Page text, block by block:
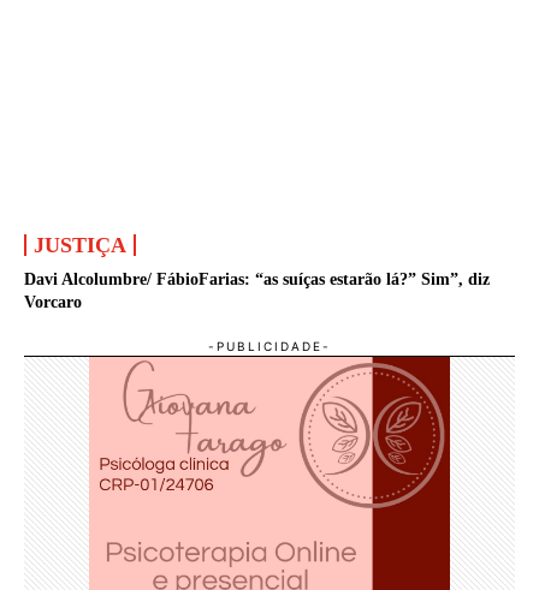
JUSTIÇA
Davi Alcolumbre/ FábioFarias: “as suíças estarão lá?” Sim”, diz
Vorcaro